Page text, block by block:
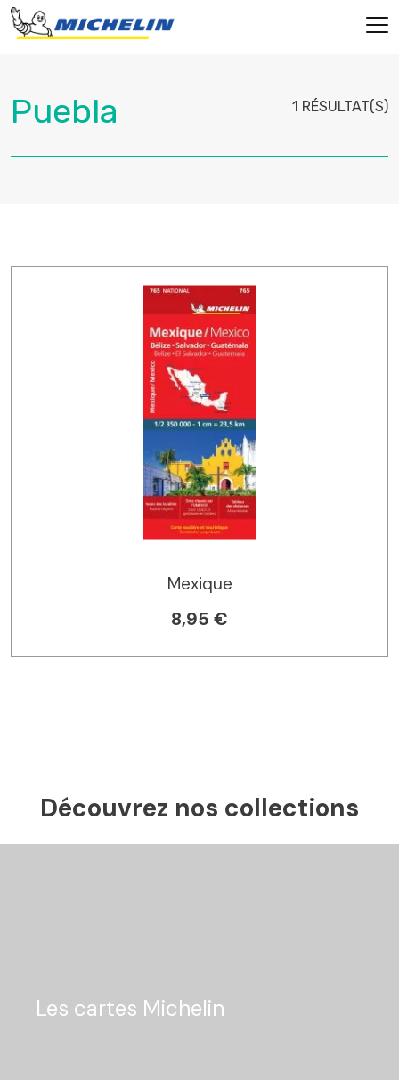
1 RÉSULTAT(S)
Mexique
8,95 €
Découvrez nos collections
Les cartes Michelin